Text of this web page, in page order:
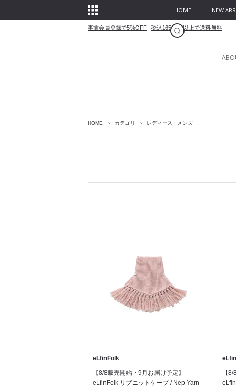
HOME NEW
事前会員登録で5%OFF 税込16500円以上で送料無料
HOME › カテゴリ › レディース・メンズ
eLfinFolk
【8/8販売開始・9月お届け予定】
eLfinFolk リブニットケープ / Nep Yarn
【